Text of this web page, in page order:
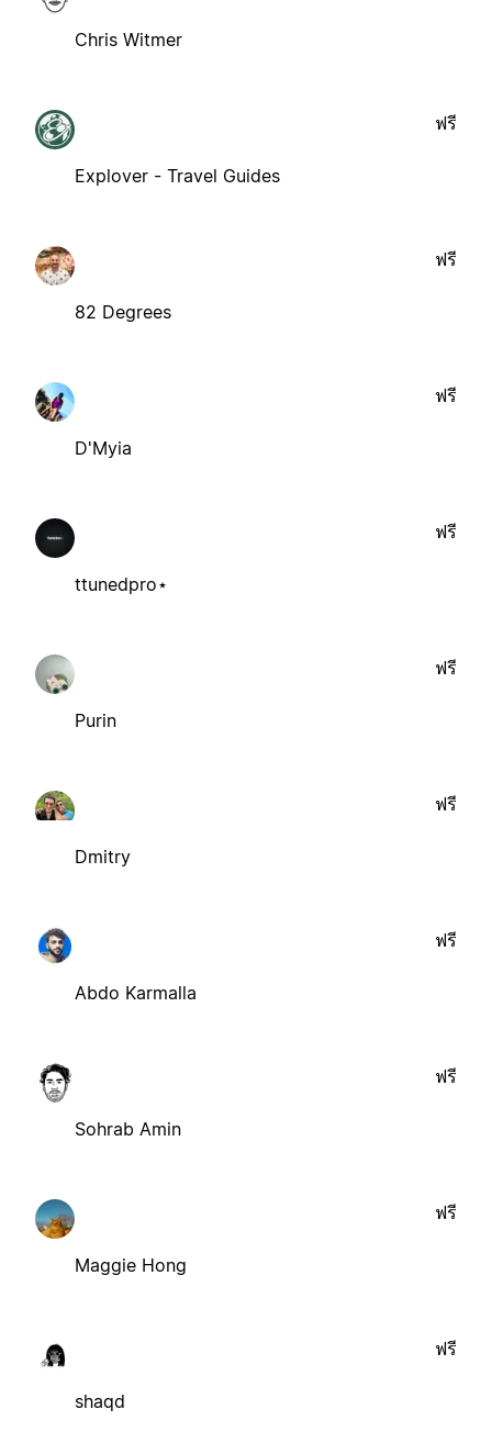
Chris Witmer
Explover - Travel Guides
ฟรี
82 Degrees
ฟรี
D'Myia
ฟรี
ttunedpro⋆
ฟรี
Purin
ฟรี
Dmitry
ฟรี
Abdo Karmalla
ฟรี
Sohrab Amin
ฟรี
Maggie Hong
ฟรี
shaqd
ฟรี